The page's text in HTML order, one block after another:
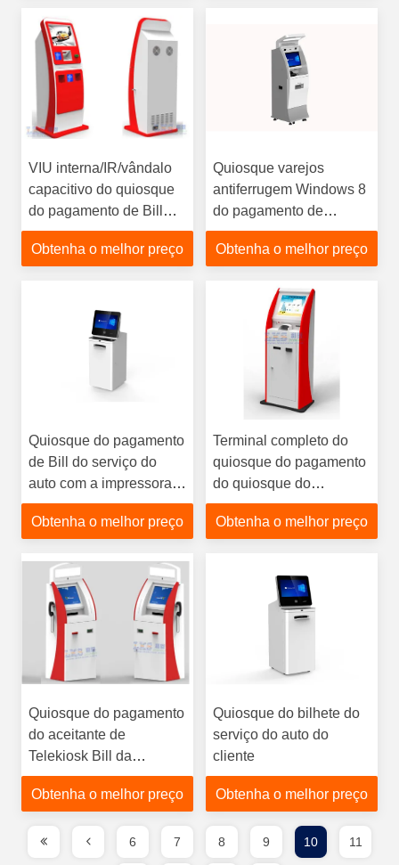
VIU interna/IR/vândalo
capacitivo do quiosque
do pagamento de Bill
com varredor de QR
Obtenha o melhor preço
Quiosque varejos
antiferrugem Windows 8
do pagamento de
Bill/Linux/Windows 7
com distribuidor do
Obtenha o melhor preço
Quiosque do pagamento
de Bill do serviço do
auto com a impressora
do recibo para o terminal
do dinheiro
Obtenha o melhor preço
Terminal completo do
quiosque do pagamento
do quiosque do
pagamento da
máquina/Bill do
leitor de cartão
Obtenha o melhor preço
Quiosque do pagamento
do aceitante de
Telekiosk Bill da
impressora a laser A4,
leitor de cartão sem fio
trilhas
Obtenha o melhor preço
Quiosque do bilhete do
serviço do auto do
cliente
Obtenha o melhor preço
6 7 8 9 10 11